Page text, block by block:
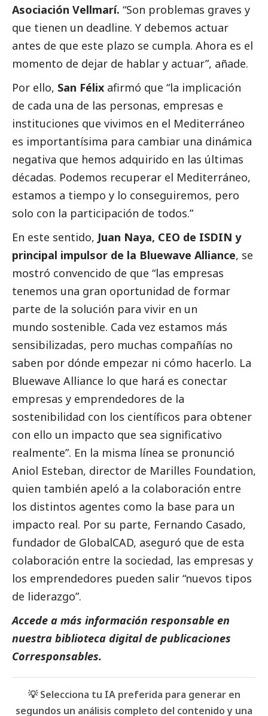
Asociación Vellmarí. “Son problemas graves y
que tienen un deadline. Y debemos actuar
antes de que este plazo se cumpla. Ahora es el
momento de dejar de hablar y actuar”, añade.
Por ello, San Félix afirmó que “la implicación
de cada una de las personas, empresas e
instituciones que vivimos en el Mediterráneo
es importantísima para cambiar una dinámica
negativa que hemos adquirido en las últimas
décadas. Podemos recuperar el Mediterráneo,
estamos a tiempo y lo conseguiremos, pero
solo con la participación de todos.”
En este sentido, Juan Naya, CEO de ISDIN y
principal impulsor de la Bluewave Alliance, se
mostró convencido de que “las empresas
tenemos una gran oportunidad de formar
parte de la solución para vivir en un
mundo sostenible. Cada vez estamos más
sensibilizadas, pero muchas compañías no
saben por dónde empezar ni cómo hacerlo. La
Bluewave Alliance lo que hará es conectar
empresas y emprendedores de la
sostenibilidad con los científicos para obtener
con ello un impacto que sea significativo
realmente”. En la misma línea se pronunció
Aniol Esteban, director de Marilles Foundation,
quien también apeló a la colaboración entre
los distintos agentes como la base para un
impacto real. Por su parte, Fernando Casado,
fundador de GlobalCAD, aseguró que de esta
colaboración entre la sociedad, las empresas y
los emprendedores pueden salir “nuevos tipos
de liderazgo”.
Accede a más información responsable en
nuestra biblioteca digital de publicaciones
Corresponsables.
💡 Selecciona tu IA preferida para generar en
segundos un análisis completo del contenido y una